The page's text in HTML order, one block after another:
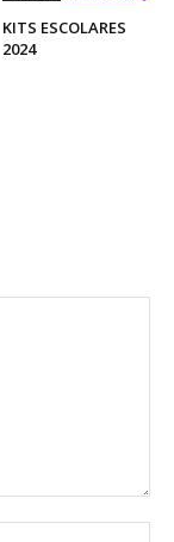
KITS ESCOLARES
2024